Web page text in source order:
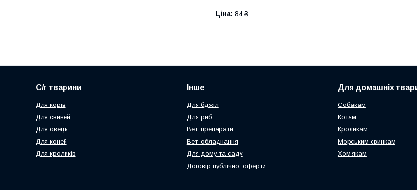
Ціна: 84 ₴
С/г тварини
Для корів
Для свиней
Для овець
Для коней
Для кроликів
Інше
Для бджіл
Для риб
Вет. препарати
Вет. обладнання
Для дому та саду
Договір публічної оферти
Для домашніх
Собакам
Котам
Кроликам
Морським свинкам
Хом'якам